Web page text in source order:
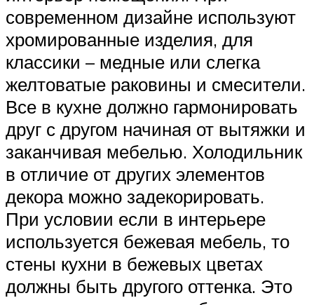
современном дизайне используют
хромированные изделия, для
классики – медные или слегка
желтоватые раковины и смесители.
Все в кухне должно гармонировать
друг с другом начиная от вытяжки и
заканчивая мебелью. Холодильник
в отличие от других элементов
декора можно задекорировать.
При условии если в интерьере
используется бежевая мебель, то
стены кухни в бежевых цветах
должны быть другого оттенка. Это